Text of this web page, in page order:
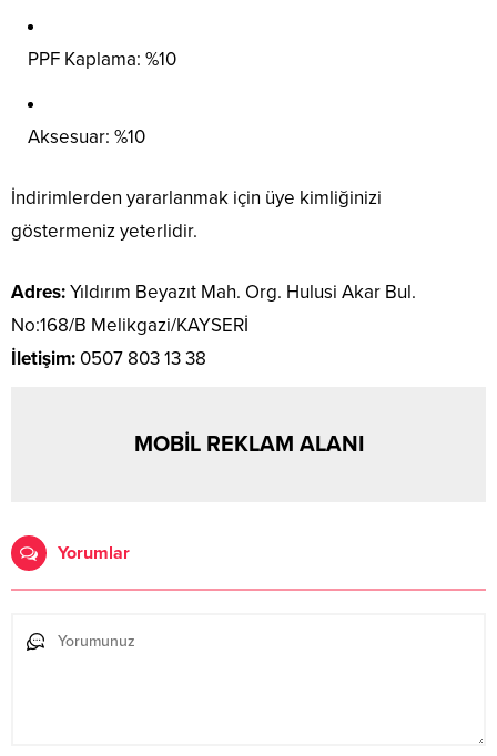
PPF Kaplama: %10
Aksesuar: %10
İndirimlerden yararlanmak için üye kimliğinizi
göstermeniz yeterlidir.
Adres:Yıldırım Beyazıt Mah. Org. Hulusi Akar Bul.
No:168/B Melikgazi/KAYSERİ
İletişim: 0507 803 13 38
MOBİL REKLAM ALANI
Yorumlar